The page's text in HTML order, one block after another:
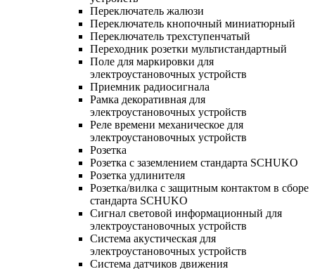
Переключатель жалюзи
Переключатель кнопочный миниатюрный
Переключатель трехступенчатый
Переходник розетки мультистандартный
Поле для маркировки для
электроустановочных устройств
Приемник радиосигнала
Рамка декоративная для
электроустановочных устройств
Реле времени механическое для
электроустановочных устройств
Розетка
Розетка с заземлением стандарта SCHUKO
Розетка удлинителя
Розетка/вилка с защитным контактом в сборе
стандарта SCHUKO
Сигнал световой информационный для
электроустановочных устройств
Система акустическая для
электроустановочных устройств
Система датчиков движения